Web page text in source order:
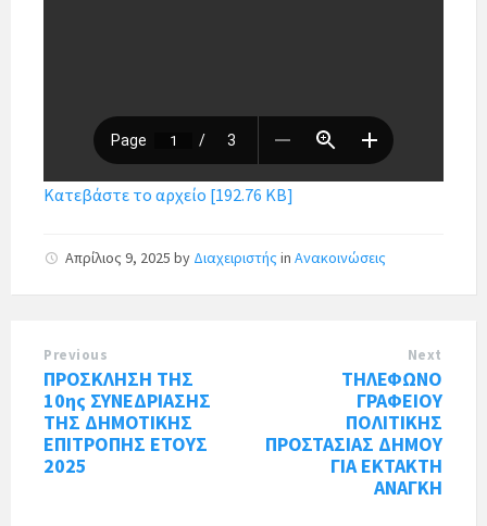
Κατεβάστε το αρχείο [192.76 KB]
Απρίλιος 9, 2025 by Διαχειριστής in Ανακοινώσεις
Previous
ΠΡΟΣΚΛΗΣΗ ΤΗΣ
10ης ΣΥΝΕΔΡΙΑΣΗΣ
ΤΗΣ ΔΗΜΟΤΙΚΗΣ
ΕΠΙΤΡΟΠΗΣ ΕΤΟΥΣ
2025
Next
ΤΗΛΕΦΩΝΟ
ΓΡΑΦΕΙΟΥ
ΠΟΛΙΤΙΚΗΣ
ΠΡΟΣΤΑΣΙΑΣ ΔΗΜΟΥ
ΓΙΑ ΕΚΤΑΚΤΗ
ΑΝΑΓΚΗ